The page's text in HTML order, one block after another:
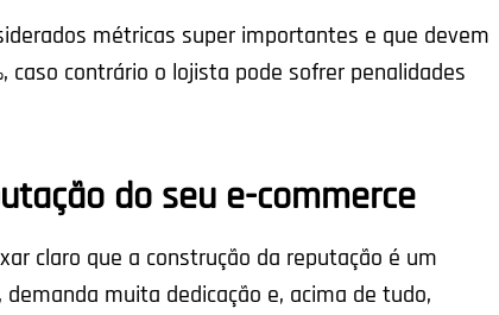
métricas super importantes e que devem
caso contrário o lojista pode sofrer penalidades
do seu e-commerce
claro que a construção da reputação é um
muita dedicação e, acima de tudo,